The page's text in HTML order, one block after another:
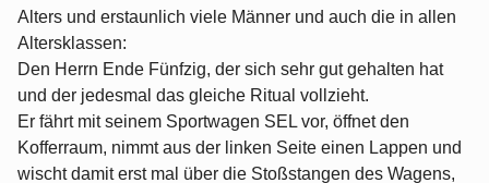
Alters und erstaunlich viele Männer und auch die in allen
Altersklassen:
Den Herrn Ende Fünfzig, der sich sehr gut gehalten hat
und der jedesmal das gleiche Ritual vollzieht.
Er fährt mit seinem Sportwagen SEL vor, öffnet den
Kofferraum, nimmt aus der linken Seite einen Lappen und
wischt damit erst mal über die Stoßstangen des Wagens,